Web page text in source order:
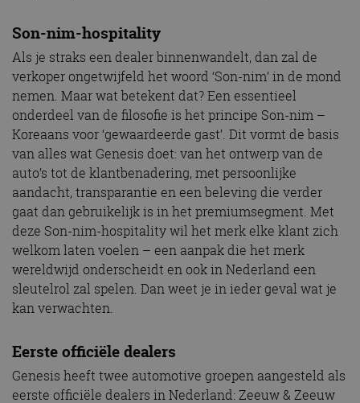
Son-nim-hospitality
Als je straks een dealer binnenwandelt, dan zal de
verkoper ongetwijfeld het woord ‘Son-nim’ in de mond
nemen. Maar wat betekent dat? Een essentieel
onderdeel van de filosofie is het principe Son-nim –
Koreaans voor ‘gewaardeerde gast’. Dit vormt de basis
van alles wat Genesis doet: van het ontwerp van de
auto’s tot de klantbenadering, met persoonlijke
aandacht, transparantie en een beleving die verder
gaat dan gebruikelijk is in het premiumsegment. Met
deze Son-nim-hospitality wil het merk elke klant zich
welkom laten voelen – een aanpak die het merk
wereldwijd onderscheidt en ook in Nederland een
sleutelrol zal spelen. Dan weet je in ieder geval wat je
kan verwachten.
Eerste officiële dealers
Genesis heeft twee automotive groepen aangesteld als
eerste officiële dealers in Nederland: Zeeuw & Zeeuw